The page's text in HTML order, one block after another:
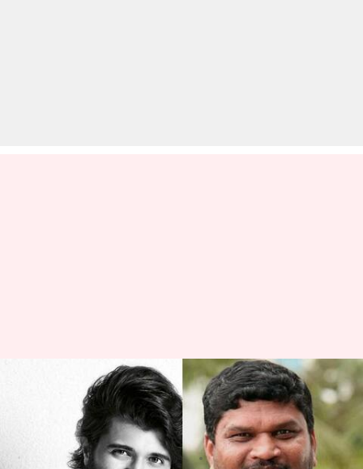
గీత గోవిందం కాంబినేషన్లో వస్తున్న
సినిమాకు ముహూర్తం ఫిక్స్:
హీరోయిన్ ఎవరంటే
వ్రాసిన వారు Sriram Pranateja Jun 13, 2023 05:22 pm